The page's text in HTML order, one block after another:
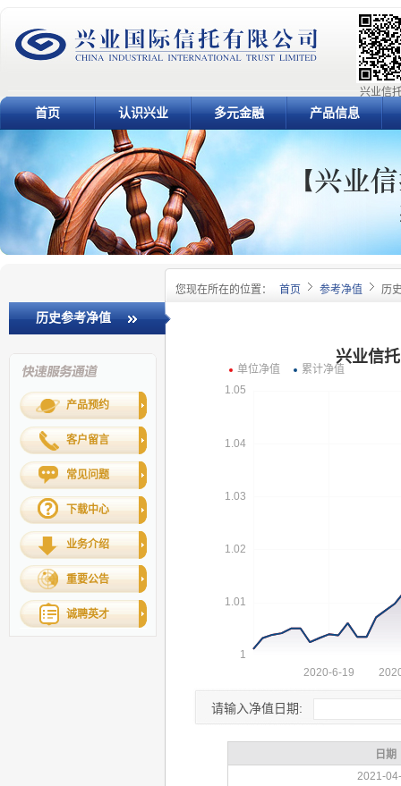
兴业信
首页 认识兴业 多元金融 产品信息
您现在所在的位置： 首页 参考净值 历
历史参考净值
产品预约
客户留言
常见问题
下载中心
业务介绍
重要公告
诚聘英才
请输入净值日期: